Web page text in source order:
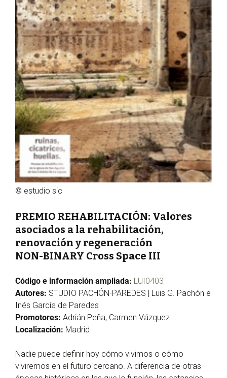
© estudio sic
PREMIO REHABILITACIÓN: Valores
asociados a la rehabilitación,
renovación y regeneración
NON-BINARY Cross Space III
Código e información ampliada: LUI0403
Autores: STUDIO PACHÓN-PAREDES | Luis G. Pachón e
Inés García de Paredes
Promotores: Adrián Peña, Carmen Vázquez
Localización: Madrid
Nadie puede definir hoy cómo vivimos o cómo
viviremos en el futuro cercano. A diferencia de otras